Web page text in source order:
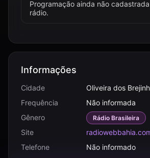
Programação ainda não
rádio.
Informações
Cidade
Oliveira dos
Frequência
Não informada
Gênero
Rádio Brasileira
Site
Telefone
Não informado